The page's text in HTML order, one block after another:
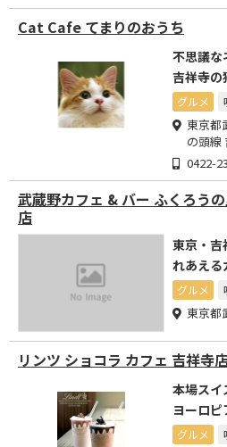
Cat Cafe てまりのおうち
不思議な
吉祥寺の
グルメ
東京都
の頭線
0422-
武蔵野カフェ & バー ふくろう
店
東京・吉
れあえる
里」です
グルメ
東京
リンツ ショコラ カフェ 吉祥寺
本場スイ
ヨーロ
グルメ